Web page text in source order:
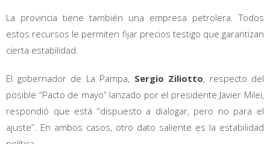
La provincia tiene también una empresa petrolera. Todos
estos recursos le permiten fijar precios testigo que garantizan
cierta estabilidad.
El gobernador de La Pampa, Sergio Ziliotto, respecto del
posible “Pacto de mayo” lanzado por el presidente Javier Milei,
respondió que está “dispuesto a dialogar, pero no para el
ajuste”. En ambos casos, otro dato saliente es la estabilidad